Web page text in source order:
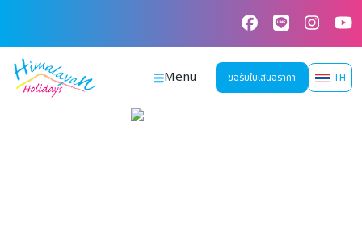
content
Menu
ขอรับใบเสนอราคา TH